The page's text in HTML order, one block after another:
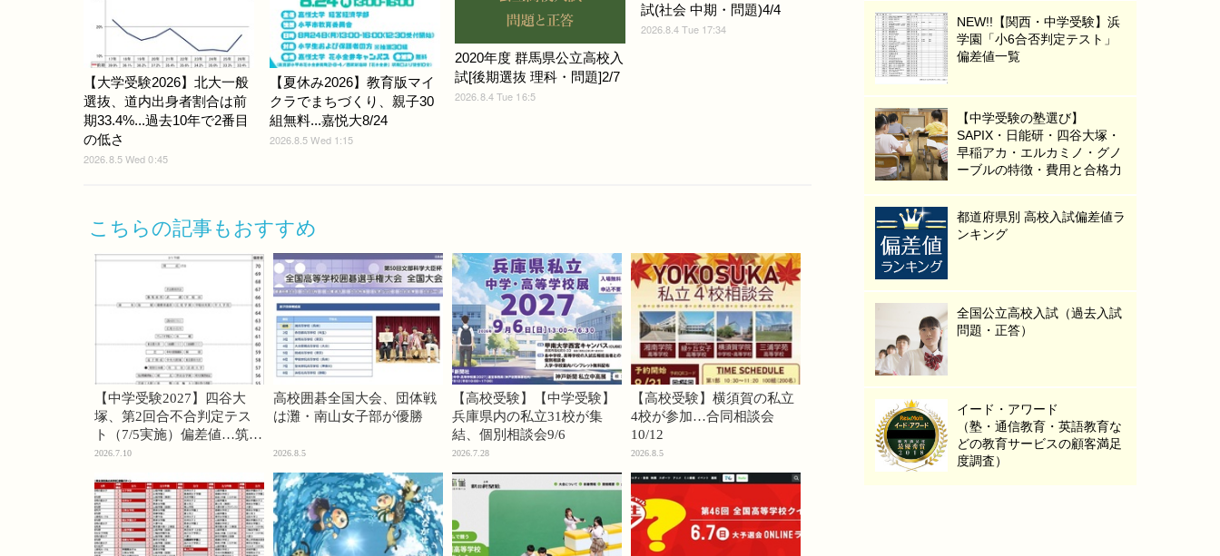
【大学受験2026】北大一般
選抜、道内出身者割合は前
期33.4%...過去10年で2番目
の低さ
2026.8.5 Wed 0:45
【夏休み2026】教育版マイ
クラでまちづくり、親子30
組無料...嘉悦大8/24
2026.8.5 Wed 1:15
2020年度 群馬県公立高校入
試[後期選抜 理科・問題]2/7
2026.8.4 Tue 16:5
試(社会 中期・問題)4/4
2026.8.4 Tue 17:34
こちらの記事もおすすめ
【中学受験2027】四谷大
塚、第2回合不合判定テス
ト（7/5実施）偏差値…筑駒
74・桜蔭70＜PR＞
2026.7.10
高校囲碁全国大会、団体戦
は灘・南山女子部が優勝
2026.8.5
【高校受験】【中学受験】
兵庫県内の私立31校が集
結、個別相談会9/6
2026.7.28
【高校受験】横須賀の私立
4校が参加…合同相談会
10/12
2026.8.5
NEW!!【関西・中学受験】浜
学園「小6合否判定テスト」
偏差値一覧
【中学受験の塾選び】
SAPIX・日能研・四谷大塚・
早稲アカ・エルカミノ・グノ
ーブルの特徴・費用と合格力
都道府県別 高校入試偏差値ラ
ンキング
全国公立高校入試（過去入試
問題・正答）
イード・アワード
（塾・通信教育・英語教育な
どの教育サービスの顧客満足
度調査）